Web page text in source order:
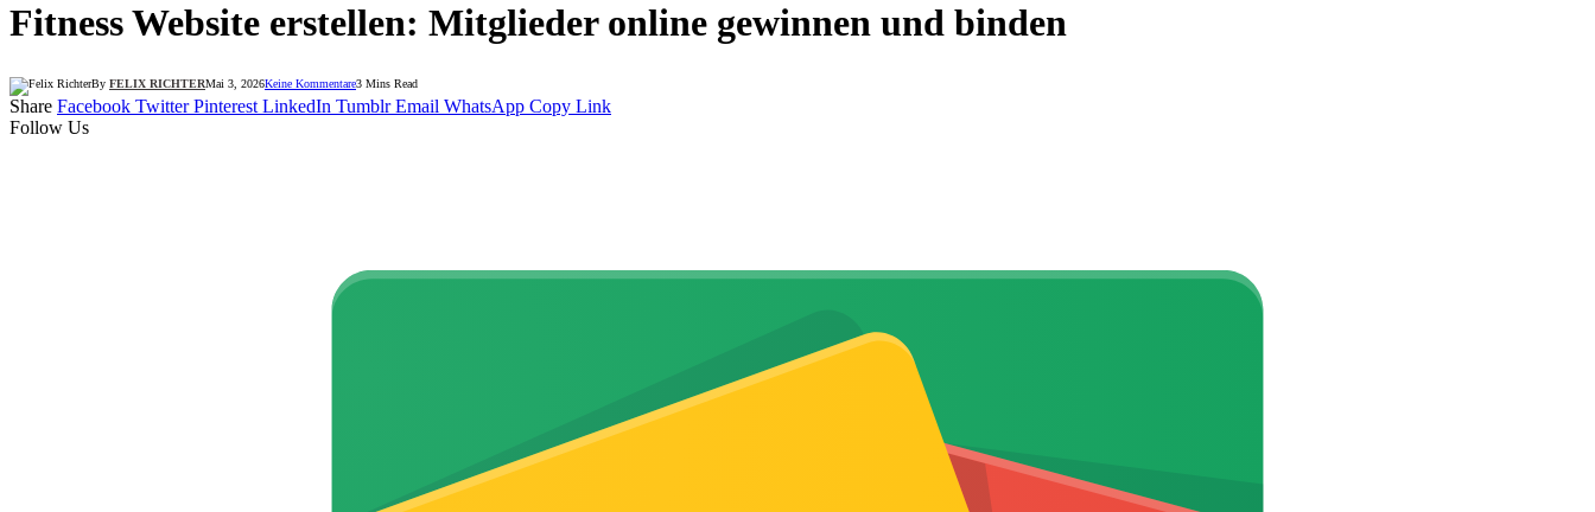
Fitness Website erstellen: Mitglieder online gewinnen und binden
By FELIX RICHTERMai 3, 2026Keine Kommentare3 Mins Read
Share Facebook Twitter Pinterest LinkedIn Tumblr Email WhatsApp Copy Link
Follow Us